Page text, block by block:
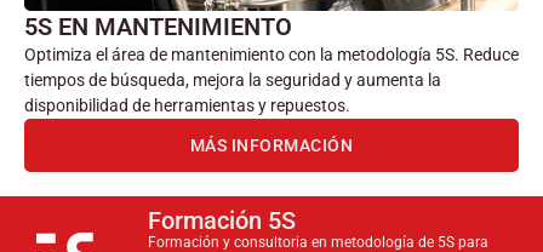
5S EN MANTENIMIENTO
Optimiza el área de mantenimiento con la metodología 5S. Reduce
tiempos de búsqueda, mejora la seguridad y aumenta la
disponibilidad de herramientas y repuestos.
MÁS INFORMACIÓN
Formación 5S
Formación y consultoria en metodología de 5S para